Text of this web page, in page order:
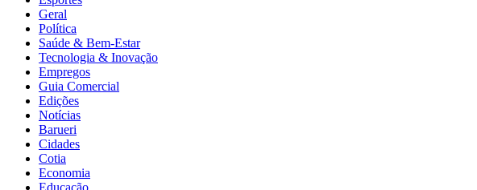
Geral
Política
Saúde & Bem-Estar
Tecnologia & Inovação
Empregos
Guia Comercial
Edições
Notícias
Barueri
Cidades
Cotia
Economia